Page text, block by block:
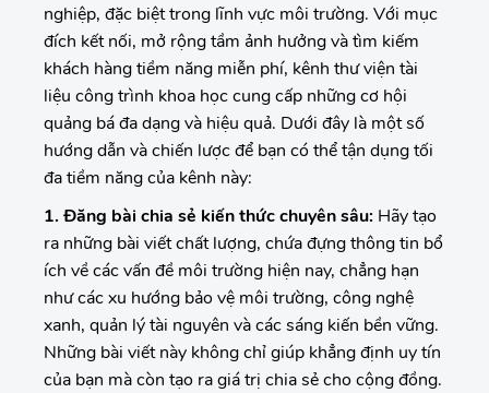
nghiệp, đặc biệt trong lĩnh vực môi trường. Với mục
đích kết nối, mở rộng tầm ảnh hưởng và tìm kiếm
khách hàng tiềm năng miễn phí, kênh thư viện tài
liệu công trình khoa học cung cấp những cơ hội
quảng bá đa dạng và hiệu quả. Dưới đây là một số
hướng dẫn và chiến lược để bạn có thể tận dụng tối
đa tiềm năng của kênh này:
1. Đăng bài chia sẻ kiến thức chuyên sâu: Hãy tạo
ra những bài viết chất lượng, chứa đựng thông tin bổ
ích về các vấn đề môi trường hiện nay, chẳng hạn
như các xu hướng bảo vệ môi trường, công nghệ
xanh, quản lý tài nguyên và các sáng kiến bền vững.
Những bài viết này không chỉ giúp khẳng định uy tín
của bạn mà còn tạo ra giá trị chia sẻ cho cộng đồng.